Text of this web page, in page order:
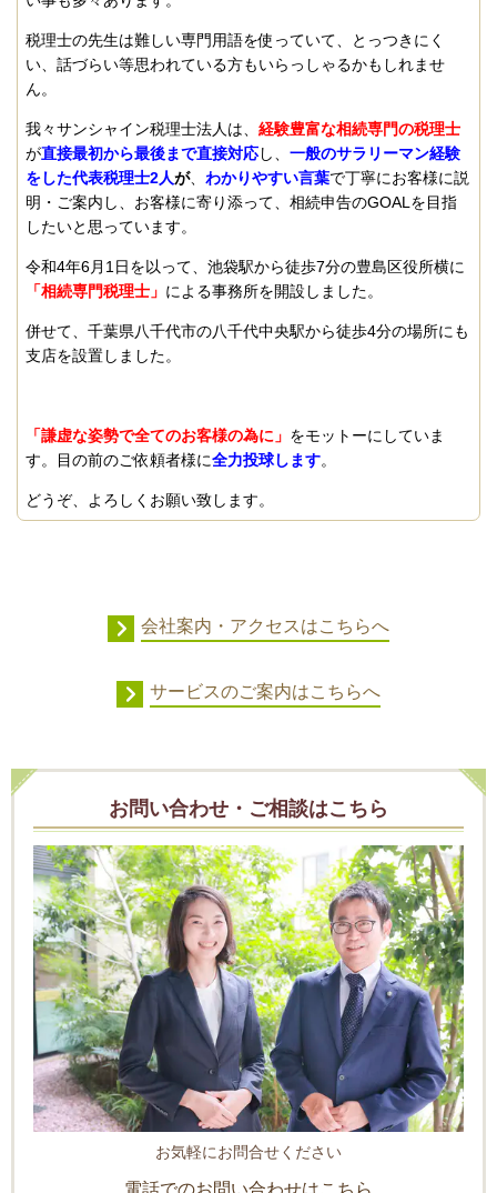
税理士の先生は難しい専門用語を使っていて、とっつきにく
い、話づらい等思われている方もいらっしゃるかもしれませ
ん。
我々サンシャイン税理士法人は、 経験豊富な相続専門の税理士
が直接最初から最後まで直接対応し、 一般のサラリーマン経験
をした代表税理士2人が、 わかりやすい言葉で丁寧にお客様に説
明・ご案内し、お客様に寄り添って、相続申告のGOALを目指
したいと思っています。
令和4年6月1日を以って、池袋駅から徒歩7分の豊島区役所横に
「相続専門税理士」 による事務所を開設しました。
併せて、千葉県八千代市の八千代中央駅から徒歩4分の場所にも
支店を設置しました。
「謙虚な姿勢で全てのお客様の為に」 をモットーにしていま
す。目の前のご依頼者様に全力投球します。
どうぞ、よろしくお願い致します。
会社案内・アクセスはこちらへ
サービスのご案内はこちらへ
お問い合わせ・ご相談はこちら
お気軽にお問合せください